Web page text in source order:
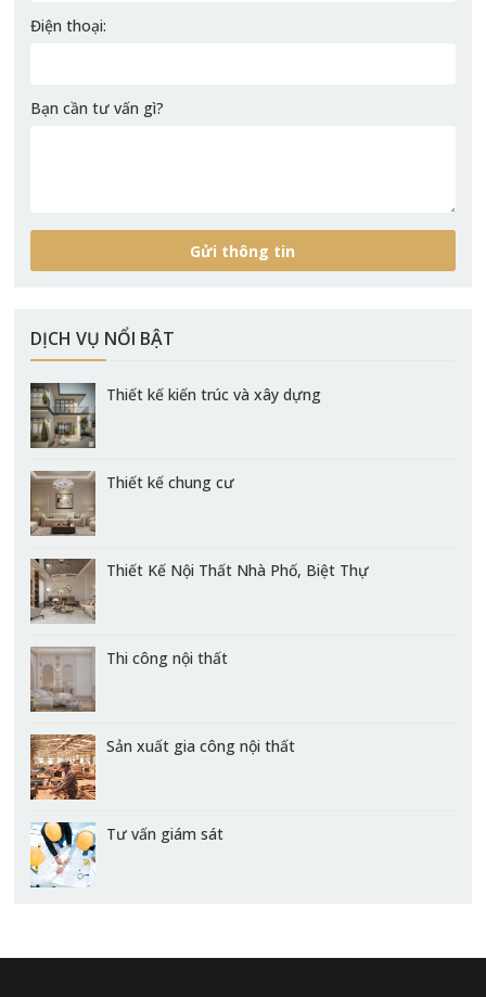
Điện thoại:
Bạn cần tư vấn gì?
DỊCH VỤ NỔI BẬT
Thiết kế kiến trúc và xây dựng
Thiết kế chung cư
Thiết Kế Nội Thất Nhà Phố, Biệt Thự
Thi công nội thất
Sản xuất gia công nội thất
Tư vấn giám sát